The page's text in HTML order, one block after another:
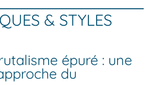
& STYLES
épuré : une
du